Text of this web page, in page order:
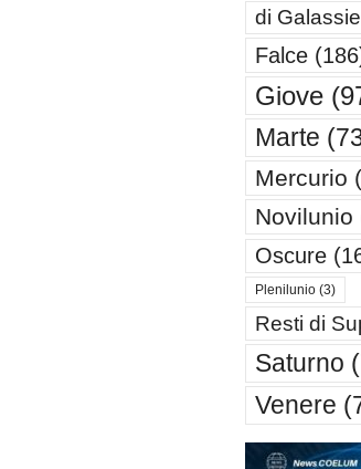
di Galassie
Falce
Giove
Marte
Mercurio
Novilunio
Oscure
Plenilunio(3)
Resti di
Saturno
Venere